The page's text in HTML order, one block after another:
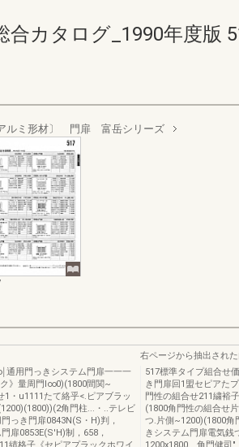
カタログ_1990年度版
ルミ形材〕 門扉 富岳シリーズ
通用門っきシステム門扉一一一
》量周門l∞0)(1800間関~
・u1111たて絡乎<.ピアブラッ
角門柱...・..テレビ
っき門扉0843N(S・H)判，
扉0853E(S'H)制，658，
績格子《セピアプラックホワイ
右ページから抽出され
517標準タイプ組合せ
き門扉回1盟セピアた
門性の組合せ211繍裕
(1800角門性の組合せ
つ.片側~1200)(1800角
きシステム門扉電気銭
1200x1800、角門健司